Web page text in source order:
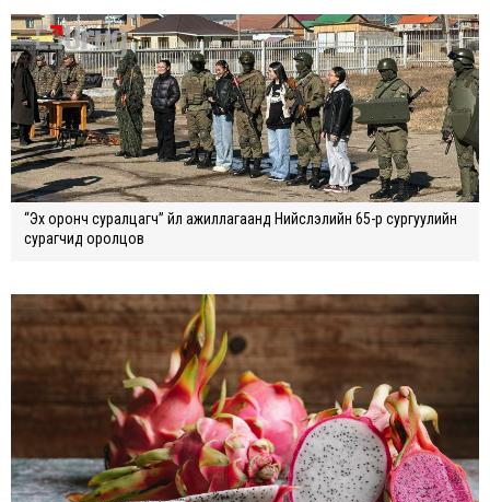
“Эх оронч суралцагч” үйл ажиллагаанд Нийслэлийн 65-р сургуулийн
сурагчид оролцов